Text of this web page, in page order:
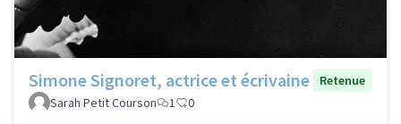
Simone Signoret, actrice et écrivaine
Retenue
Sarah Petit Courson
1 0